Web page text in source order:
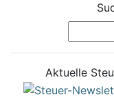
Aktuelle